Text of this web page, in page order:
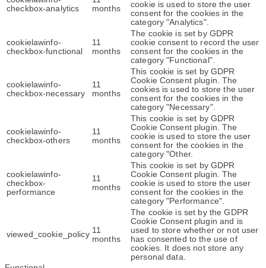
checkbox-analytics
months
cookie is used to store the user
consent for the cookies in the
category "Analytics".
cookielawinfo-
checkbox-functional
11
months
The cookie is set by GDPR
cookie consent to record the user
consent for the cookies in the
category "Functional".
cookielawinfo-
checkbox-necessary
11
months
This cookie is set by GDPR
Cookie Consent plugin. The
cookies is used to store the user
consent for the cookies in the
category "Necessary".
cookielawinfo-
checkbox-others
11
months
This cookie is set by GDPR
Cookie Consent plugin. The
cookie is used to store the user
consent for the cookies in the
category "Other.
cookielawinfo-
checkbox-
performance
11
months
This cookie is set by GDPR
Cookie Consent plugin. The
cookie is used to store the user
consent for the cookies in the
category "Performance".
viewed_cookie_policy 11
months
The cookie is set by the GDPR
Cookie Consent plugin and is
used to store whether or not user
has consented to the use of
cookies. It does not store any
personal data.